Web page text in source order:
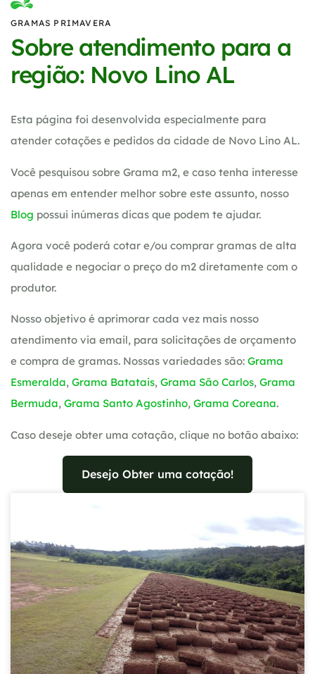
GRAMAS PRIMAVERA
Sobre atendimento para a
região: Novo Lino AL
Esta página foi desenvolvida especialmente para
atender cotações e pedidos da cidade de Novo Lino AL.
Você pesquisou sobre Grama m2, e caso tenha interesse
apenas em entender melhor sobre este assunto, nosso
Blog possui inúmeras dicas que podem te ajudar.
Agora você poderá cotar e/ou comprar gramas de alta
qualidade e negociar o preço do m2 diretamente com o
produtor.
Nosso objetivo é aprimorar cada vez mais nosso
atendimento via email, para solicitações de orçamento
e compra de gramas. Nossas variedades são: Grama
Esmeralda, Grama Batatais, Grama São Carlos, Grama
Bermuda, Grama Santo Agostinho, Grama Coreana.
Caso deseje obter uma cotação, clique no botão abaixo:
Desejo Obter uma cotação!